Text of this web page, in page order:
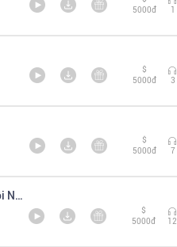
5000đ
1
$
5000đ
3
$
5000đ
7
Bác Hồ Trong Ngày Hội Non Sông
$
5000đ
12